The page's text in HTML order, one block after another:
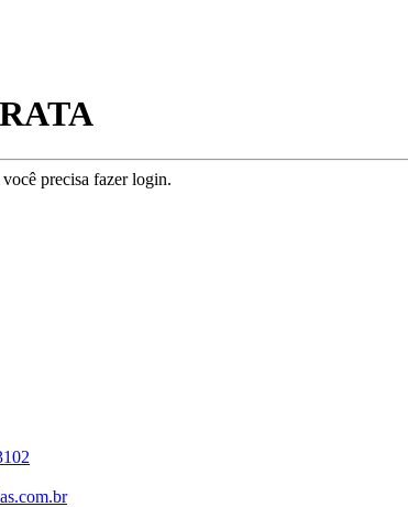
precisa fazer login.